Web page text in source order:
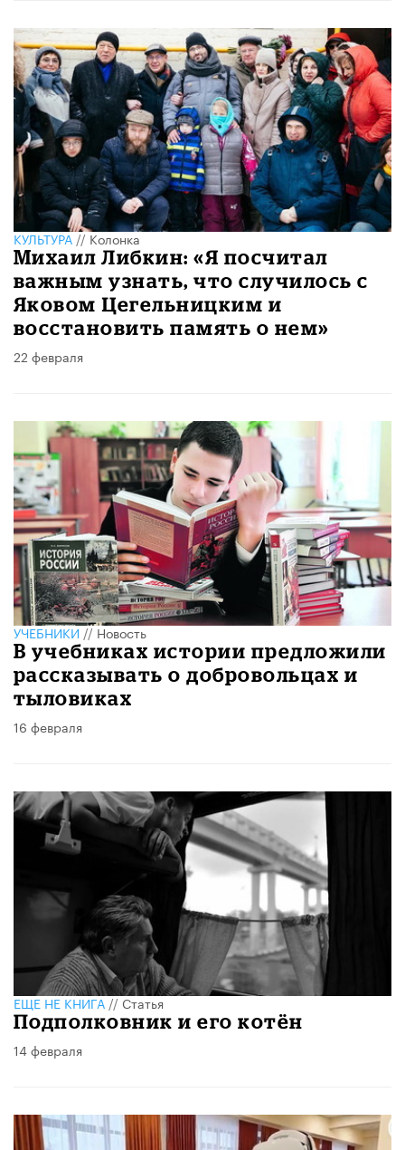
КУЛЬТУРА//Колонка
Михаил Либкин: «Я посчитал
важным узнать, что случилось с
Яковом Цегельницким и
восстановить память о нем»
22 февраля
УЧЕБНИКИ//Новость
В учебниках истории предложили
рассказывать о добровольцах и
тыловиках
16 февраля
ЕЩЕ НЕ КНИГА//Статья
Подполковник и его котён
14 февраля